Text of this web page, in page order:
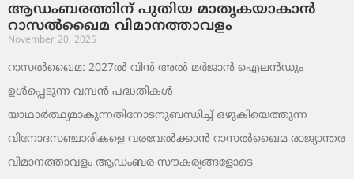
ആഡംബരത്തിന് പുതിയ മാതൃകയാകാൻ
റാസൽഖൈമ വിമാനത്താവളം
November 20, 2025
റാസൽഖൈമ: 2027ൽ വിൻ അൽ മർജാൻ ഐലൻഡും
ഉൾപ്പെടുന്ന വമ്പൻ പദ്ധതികൾ
യാഥാർത്ഥ്യമാകുന്നതിനോടനുബന്ധിച്ച് ഒഴുകിയെത്തുന്ന
വിനോദസഞ്ചാരികളെ വരവേൽക്കാൻ റാസൽഖൈമ രാജ്യാന്തര
വിമാനത്താവളം ആഡംബര സൗകര്യങ്ങളോടെ